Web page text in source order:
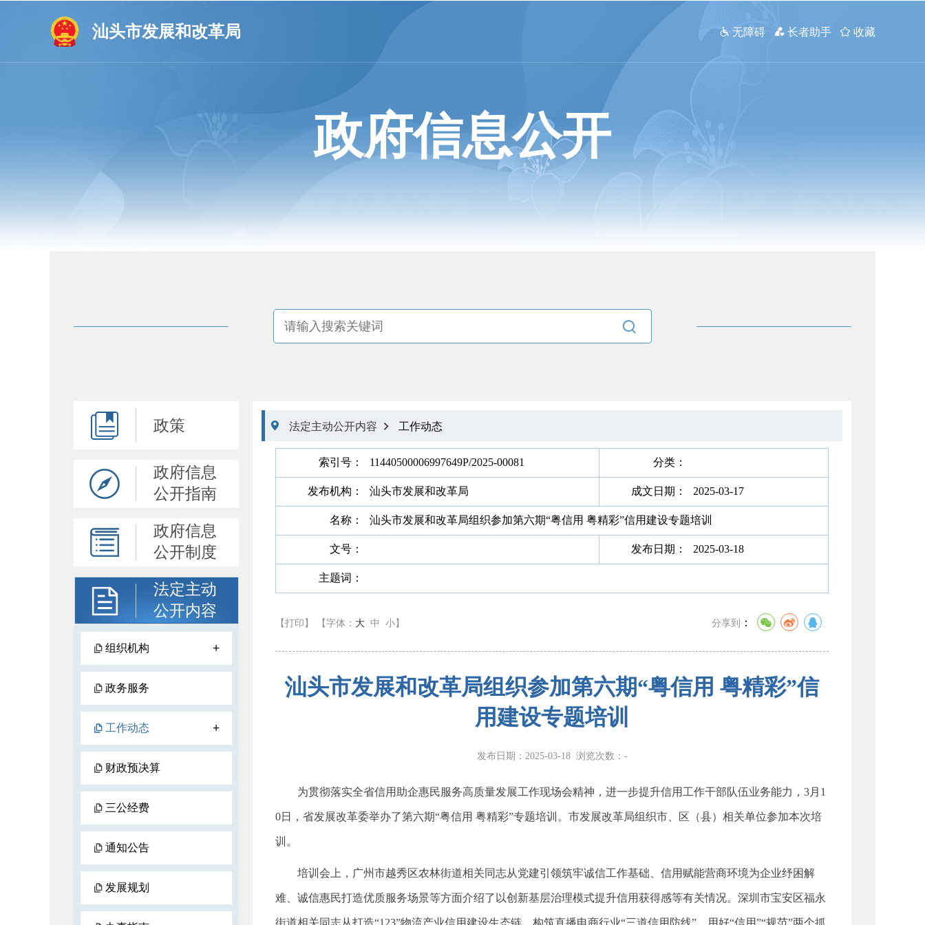
汕头市发展和改革局  无障碍  长者助手  收藏
政府信息公开

政策
政府信息
公开指南
政府信息
公开制度
法定主动
公开内容
组织机构 +
政务服务
工作动态 +
财政预决算
三公经费
通知公告
发展规划
 法定主动公开内容  工作动态
索引号： 11440500006997649P/2025-00081 分类：
发布机构： 汕头市发展和改革局 成文日期： 2025-03-17
名称： 汕头市发展和改革局组织参加第六期“粤信用 粤精彩”信用建设专题培训
文号： 发布日期： 2025-03-18
主题词：
【打印】 【字体： 大 中 小 】 分享到 ：
汕头市发展和改革局组织参加第六期“粤信用 粤精彩”信
用建设专题培训
发布日期：2025-03-18 浏览次数： -
为贯彻落实全省信用助企惠民服务高质量发展工作现场会精神，进一步提升信用工作干部队伍业务能力，3月1
0日，省发展改革委举办了第六期“粤信用 粤精彩”专题培训。市发展改革局组织市、区（县）相关单位参加本次培
训。
培训会上，广州市越秀区农林街道相关同志从党建引领筑牢诚信工作基础、信用赋能营商环境为企业纾困解
难、诚信惠民打造优质服务场景等方面介绍了以创新基层治理模式提升信用获得感等有关情况。深圳市宝安区福永
街道相关同志从打造“123”物流产业信用建设生态链、构筑直播电商行业“三道信用防线”、用好“信用”“规范”两个抓